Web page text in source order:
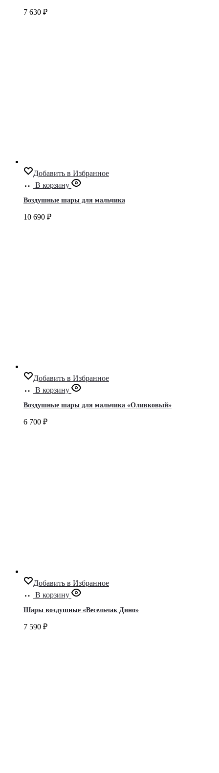
7 630 ₽
Добавить в Избранное
В корзину
Воздушные шары для мальчика
10 690 ₽
Добавить в Избранное
В корзину
Воздушные шары для мальчика «Оливковый»
6 700 ₽
Добавить в Избранное
В корзину
Шары воздушные «Весельчак Дино»
7 590 ₽